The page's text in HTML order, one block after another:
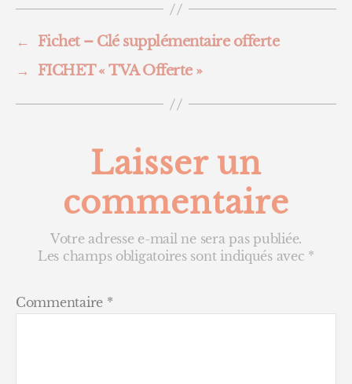
←
Fichet – Clé supplémentaire offerte
→
FICHET « TVA Offerte »
Laisser un
commentaire
Votre adresse e-mail ne sera pas publiée.
Les champs obligatoires sont indiqués avec *
Commentaire *